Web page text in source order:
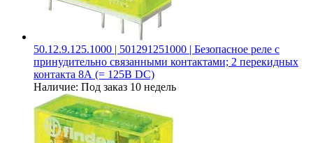
50.12.9.125.1000 | 501291251000 | Безопасное реле с
принудительно связанными контактами; 2 перекидных
контакта 8А (= 125В DC)
Наличие: Под заказ 10 недель